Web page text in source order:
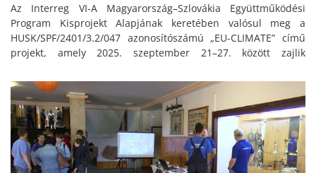
Az Interreg VI-A Magyarország–Szlovákia Együttműködési
Program Kisprojekt Alapjának keretében valósul meg a
HUSK/SPF/2401/3.2/047 azonosítószámú „EU-CLIMATE” című
projekt, amely 2025. szeptember 21–27. között zajlik